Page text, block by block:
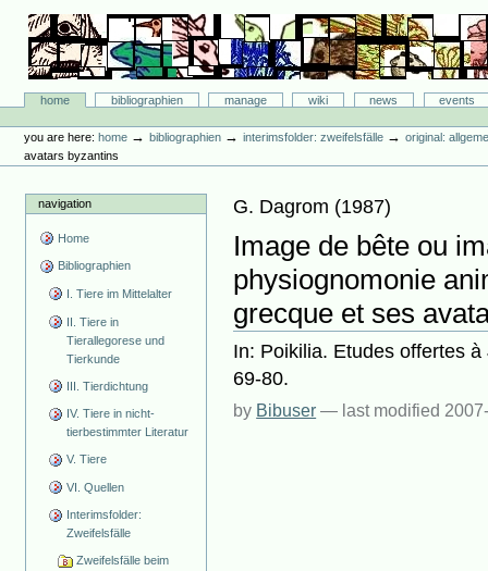
content.
navigation
Bibliographie-Portal
Sectionshome bibliographien manage wiki news
events
tools
you are here: home →bibliographien →interimsfolder: zweifelsfälle →original:
avatars byzantins
navigation
Home
Bibliographien
I. Tiere im Mittelalter
II. Tiere in
Tierallegorese und
Tierkunde
III. Tierdichtung
IV. Tiere in nicht-
tierbestimmter Literatur
V. Tiere
VI. Quellen
Interimsfolder:
Zweifelsfälle
Zweifelsfälle beim
G. Dagrom (1987)
Image de bête ou
physiognomonie
grecque et ses
In: Poikilia. Etudes offertes
69-80.
by Bibuser — last modified